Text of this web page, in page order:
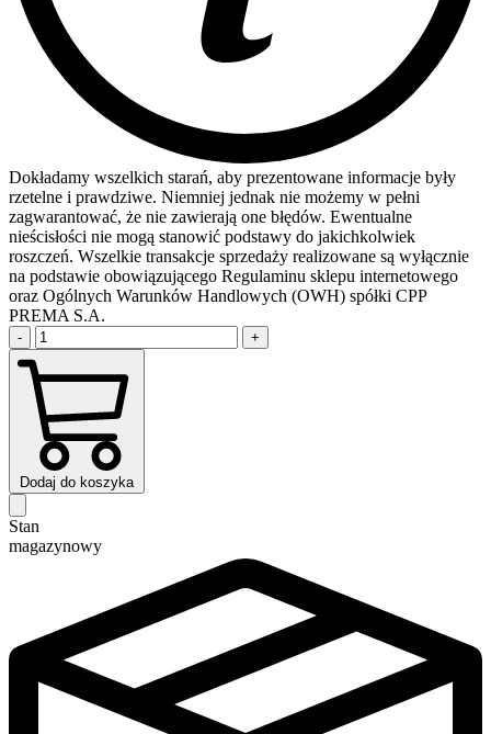
Dokładamy wszelkich starań, aby prezentowane informacje były
rzetelne i prawdziwe. Niemniej jednak nie możemy w pełni
zagwarantować, że nie zawierają one błędów. Ewentualne
nieścisłości nie mogą stanowić podstawy do jakichkolwiek
roszczeń. Wszelkie transakcje sprzedaży realizowane są wyłącznie
na podstawie obowiązującego Regulaminu sklepu internetowego
oraz Ogólnych Warunków Handlowych (OWH) spółki CPP
PREMA S.A.
- +
Dodaj do koszyka
Stan
magazynowy